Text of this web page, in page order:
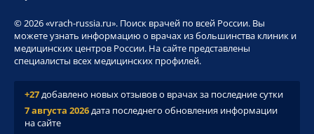
© 2026 «vrach-russia.ru». Поиск врачей по всей России. Вы
можете узнать информацию о врачах из большинства клиник и
медицинских центров России. На сайте представлены
специалисты всех медицинских профилей.
+27добавлено новых отзывов о врачах за последние сутки
7 августа 2026дата последнего обновления информации
на сайте